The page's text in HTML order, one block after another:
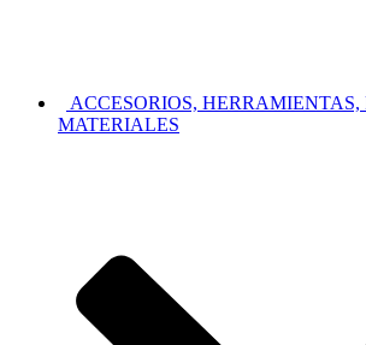
ACCESORIOS, HERRAMIENTAS,
MATERIALES